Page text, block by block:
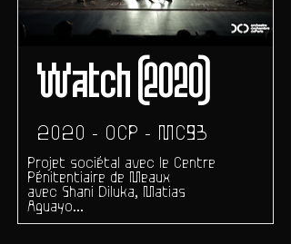
Watch (2020)
2020 - OCP - MC93
Projet sociétal avec le Centre
Pénitentiaire de Meaux
avec Shani Diluka, Matias
Aguayo...